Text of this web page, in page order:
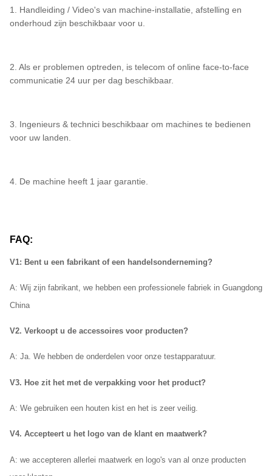
1. Handleiding / Video's van machine-installatie, afstelling en
onderhoud zijn beschikbaar voor u.
2. Als er problemen optreden, is telecom of online face-to-face
communicatie 24 uur per dag beschikbaar.
3. Ingenieurs & technici beschikbaar om machines te bedienen
voor uw landen.
4. De machine heeft 1 jaar garantie.
FAQ:
V1: Bent u een fabrikant of een handelsonderneming?
A: Wij zijn fabrikant, we hebben een professionele fabriek in Guangdong
China
V2. Verkoopt u de accessoires voor producten?
A: Ja. We hebben de onderdelen voor onze testapparatuur.
V3. Hoe zit het met de verpakking voor het product?
A: We gebruiken een houten kist en het is zeer veilig.
V4. Accepteert u het logo van de klant en maatwerk?
A: we accepteren allerlei maatwerk en logo's van al onze producten